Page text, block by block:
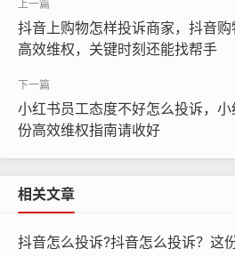
审核有时较为机械，普通用户又很
抖音上购物怎样投诉商家，抖音
高效维权，关键时刻还能找帮手
小红书员工态度不好怎么投诉，
份高效维权指南请收好
相关文章
抖音怎么投诉?抖音怎么投诉？这